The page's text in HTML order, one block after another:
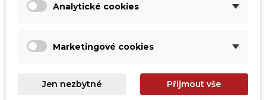
Prohlédnout
Analytické cookies
Marketingové cookies
Jen nezbytné Přijmout vše